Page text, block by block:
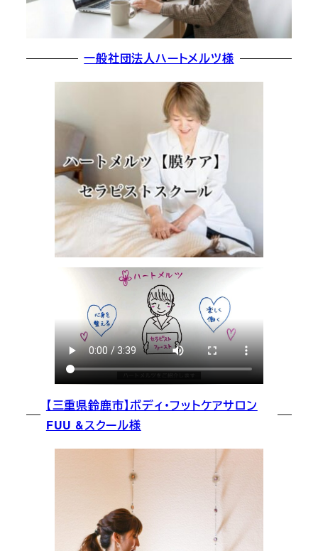
一般社団法人ハートメルツ様
【三重県鈴鹿市】ボディ・フットケアサロン
FUU &スクール様